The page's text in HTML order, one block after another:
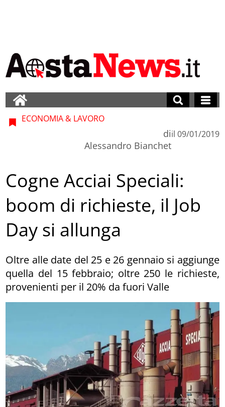
ECONOMIA & LAVORO
di
Alessandro Bianchet
il 09/01/2019
Cogne Acciai Speciali:
boom di richieste, il Job
Day si allunga
Oltre alle date del 25 e 26 gennaio si aggiunge
quella del 15 febbraio; oltre 250 le richieste,
provenienti per il 20% da fuori Valle